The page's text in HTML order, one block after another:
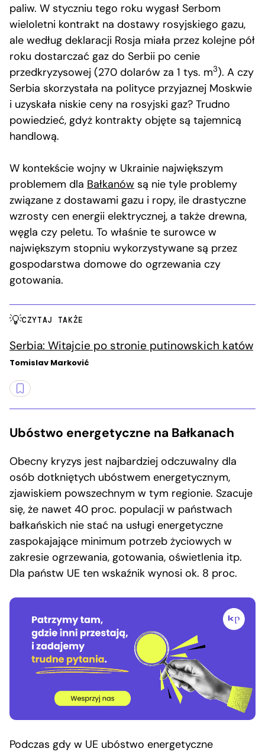
paliw. W styczniu tego roku wygasł Serbom
wieloletni kontrakt na dostawy rosyjskiego gazu,
ale według deklaracji Rosja miała przez kolejne pół
roku dostarczać gaz do Serbii po cenie
przedkryzysowej (270 dolarów za 1 tys. m3). A czy
Serbia skorzystała na polityce przyjaznej Moskwie
i uzyskała niskie ceny na rosyjski gaz? Trudno
powiedzieć, gdyż kontrakty objęte są tajemnicą
handlową.
W kontekście wojny w Ukrainie największym
problemem dla Bałkanów są nie tyle problemy
związane z dostawami gazu i ropy, ile drastyczne
wzrosty cen energii elektrycznej, a także drewna,
węgla czy peletu. To właśnie te surowce w
największym stopniu wykorzystywane są przez
gospodarstwa domowe do ogrzewania czy
gotowania.
CZYTAJ TAKŻE
Serbia: Witajcie po stronie putinowskich katów
Tomislav Marković
Ubóstwo energetyczne na Bałkanach
Obecny kryzys jest najbardziej odczuwalny dla
osób dotkniętych ubóstwem energetycznym,
zjawiskiem powszechnym w tym regionie. Szacuje
się, że nawet 40 proc. populacji w państwach
bałkańskich nie stać na usługi energetyczne
zaspokajające minimum potrzeb życiowych w
zakresie ogrzewania, gotowania, oświetlenia itp.
Dla państw UE ten wskaźnik wynosi ok. 8 proc.
Podczas gdy w UE ubóstwo energetyczne